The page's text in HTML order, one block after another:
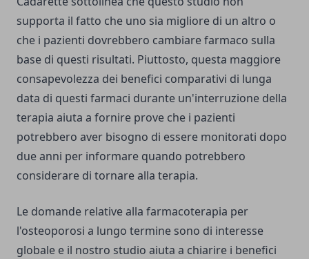
supporta il fatto che uno sia migliore di un altro o
che i pazienti dovrebbero cambiare farmaco sulla
base di questi risultati. Piuttosto, questa maggiore
consapevolezza dei benefici comparativi di lunga
data di questi farmaci durante un'interruzione della
terapia aiuta a fornire prove che i pazienti
potrebbero aver bisogno di essere monitorati dopo
due anni per informare quando potrebbero
considerare di tornare alla terapia.
Le domande relative alla farmacoterapia per
l'osteoporosi a lungo termine sono di interesse
globale e il nostro studio aiuta a chiarire i benefici